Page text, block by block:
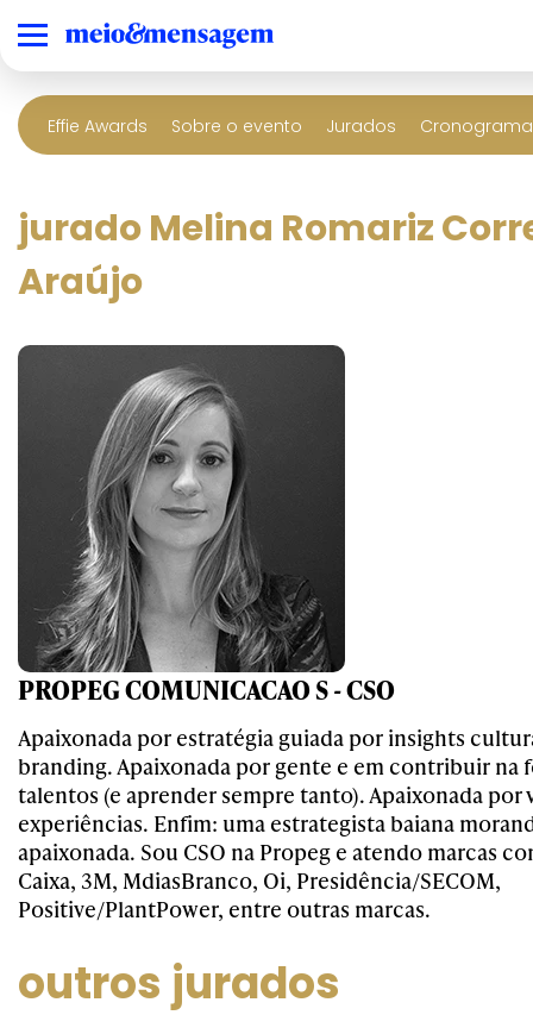
Effie Awards Sobre o evento Jurados
jurado Melina Romariz
Araújo
PROPEG COMUNICACAO S - CSO
Apaixonada por estratégia guiada por insights
branding. Apaixonada por gente e em contribuir na
talentos (e aprender sempre tanto). Apaixonada por
experiências. Enfim: uma estrategista baiana
apaixonada. Sou CSO na Propeg e atendo marcas
Caixa, 3M, MdiasBranco, Oi, Presidência/SECOM,
Positive/PlantPower, entre outras marcas.
outros jurados